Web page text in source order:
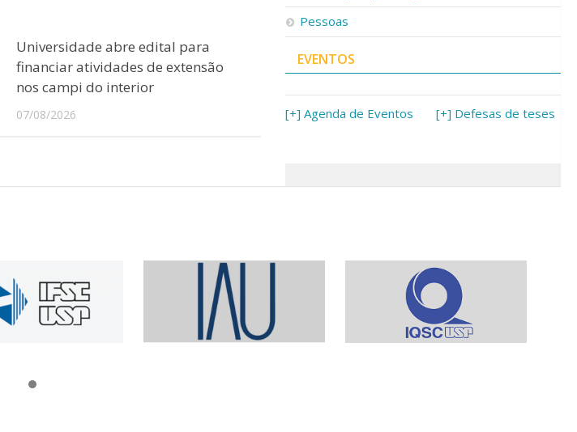
Universidade abre edital para
financiar atividades de extensão
nos campi do interior
07/08/2026
Pessoas
EVENTOS
[+] Agenda de Eventos [+] Defesas de teses